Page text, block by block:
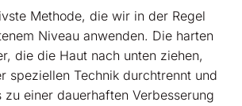
Methode, die wir in der Regel
Niveau anwenden. Die harten
die die Haut nach unten ziehen,
speziellen Technik durchtrennt und
einer dauerhaften Verbesserung